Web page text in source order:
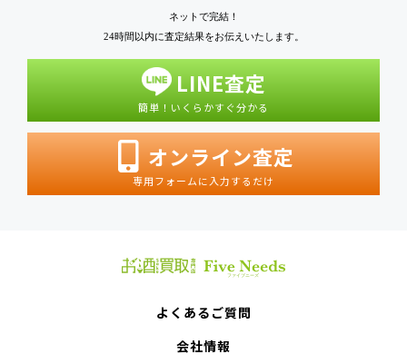
ネットで完結！
24時間以内に査定結果をお伝えいたします。
LINE査定
簡単！いくらかすぐ分かる
オンライン査定
専用フォームに入力するだけ
よくあるご質問
会社情報